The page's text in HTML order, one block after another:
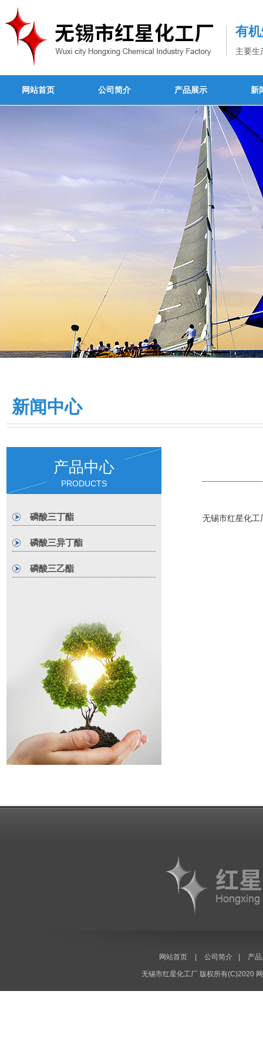
有
主要生
网站首页 公司简介 产品展示 新
新闻中心
产品中心
PRODUCTS
磷酸三丁酯
磷酸三异丁酯
磷酸三乙酯
无锡市红星化工
网站首页 公司简介 产
无锡市红星化工厂 版权所有(C)2020